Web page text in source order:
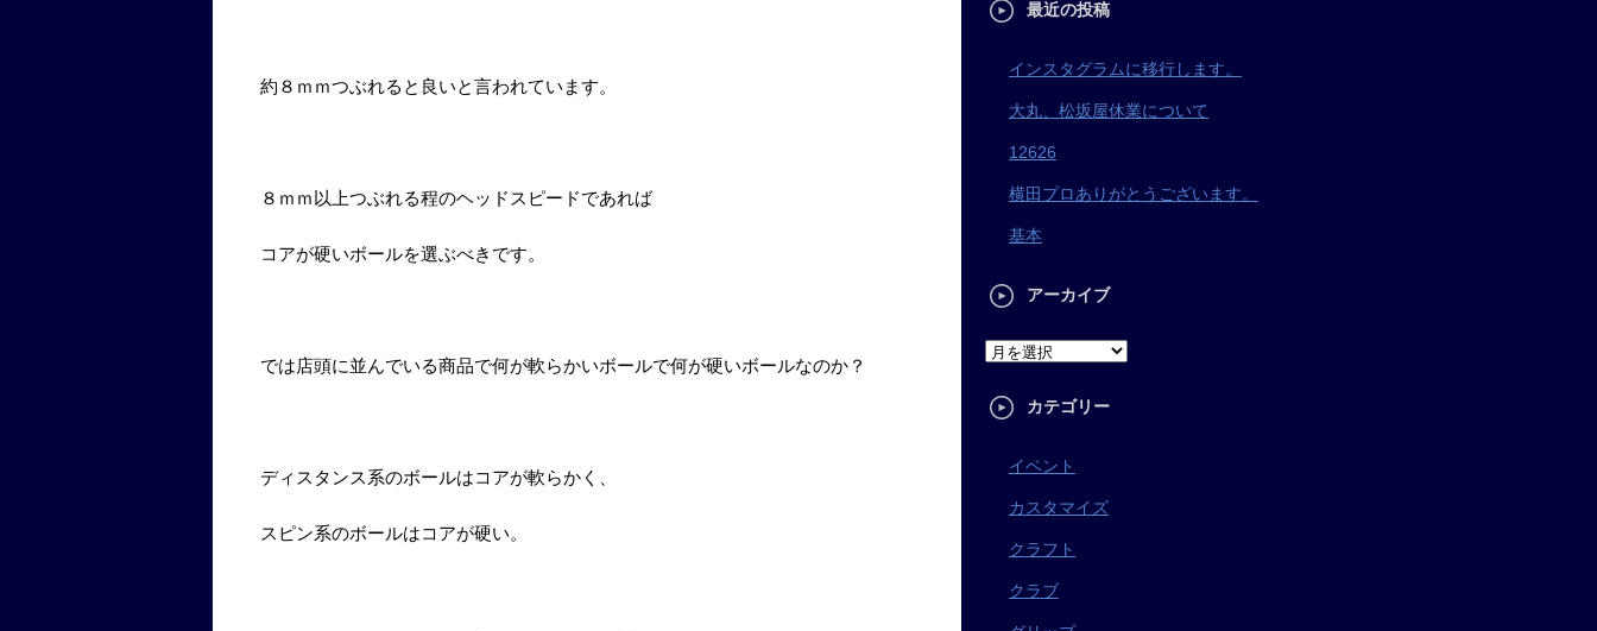
約８ｍｍつぶれると良いと言われています。
８ｍｍ以上つぶれる程のヘッドスピードであれば
コアが硬いボールを選ぶべきです。
では店頭に並んでいる商品で何が軟らかいボールで何が硬いボールなのか？
ディスタンス系のボールはコアが軟らかく、
スピン系のボールはコアが硬い。
最近の投稿
インスタグラムに移行します。
大丸、松坂屋休業について
12626
横田プロありがとうございます。
基本
アーカイブ
カテゴリー
イベント
カスタマイズ
クラフト
クラブ